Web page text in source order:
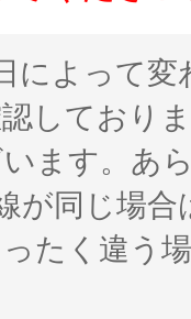
によって
しており
ます。あ
が同じ場
たく違う